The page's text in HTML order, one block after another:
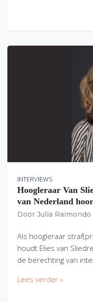
INTERVIEWS
Hoogleraar Van
van Nederland
Door Julia Raimondo
Als hoogleraar
houdt Elies van
de berechting van
Lees verder »